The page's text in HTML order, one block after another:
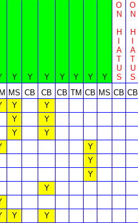
Y Y Y Y Y Y Y
O
N
H
A
T
U
S
O
N
H
A
T
U
S
MS CB CB CB TM CB MS CB CB
Y Y
Y Y
Y Y
Y
Y
Y
Y
Y Y